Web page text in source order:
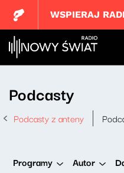
WSPIERAJ
Podcasty
Podcasty z anteny
Programy Autor